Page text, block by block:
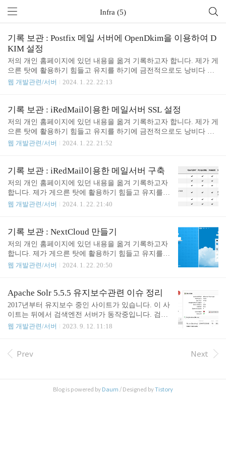
Infra (5)
기록 보관 : Postfix 메일 서버에 OpenDkim을 이용하여 D
KIM 설정
저의 개인 홈페이지에 있던 내용을 옮겨 기록하고자 합니다. 제가 게
으른 탓에 활용하기 힘들고 유지를 하기에 금전적으로도 낭비다 생
각되어 님길 것은 남기고, 버릴 것은 버리고 사이트를 없에기 위함입
문제가 있다. 우선 키 길이가 2048비트로 DNSZI에서는 1024비트만
지원하여 사용할 수 없고, iRedMail 설치시 기본으로 설치되는 amavi
sd는 2048비트의 키만을 지원한다. 그리고 도메인 단위로 DKIM 설
이용하여 1024비트의 도메인 단위로 DKIM 설정을 하기로 했다. 여
웹 개발관련/서버 2024. 1. 22. 22:13
기록 보관 : iRedMail이용한 메일서버 SSL 설정
저의 개인 홈페이지에 있던 내용을 옮겨 기록하고자 합니다. 제가 게
으른 탓에 활용하기 힘들고 유지를 하기에 금전적으로도 낭비다 생
각되어 님길 것은 남기고, 버릴 것은 버리고 사이트를 없에기 위함입
정상 수용되도록 하기 위해서는 SSL, SPF, DKIM 등을 설정해야 한
다. 그리고 아울러 DNS PTR 레코드 등록 여부도 확인을 해야 한다.
이번에는 그 첫째로 SSL 설정할 것이다. 설정 전 검토 사항 hostname
설정 앞에서 매일서버 설치과정에서 호스트 이름 및 도매인 설정을
완료했을 것이다. 만일 안되어 있다면 확인하고 해주어야 한다. 아래
웹 개발관련/서버 2024. 1. 22. 21:52
기록 보관 : iRedMail이용한 메일서버 구축
저의 개인 홈페이지에 있던 내용을 옮겨 기록하고자
합니다. 제가 게으른 탓에 활용하기 힘들고 유지를
하기에 금전적으로도 낭비다 생각되어 님길 것은 남
사내에서 iRedMail 솔루션을 이용하여 매일 서비스를
운영하고 있다. 그런데 기존 운영 솔루션의 버전이 1.
3.2, 최신 버전이 1.6.0로 버전 차이가 상당히 난다.
히 이전된다는 보장도 할 수 없고, 또 내가 이 솔루션
사용 중인 도매인에 매일서버 구축을 하면서 테스트
를 해보고자 한다. 설치를 위한 준비 도매인 주소 준
비 매일서버와 연결할 도매인 주소를..
웹 개발관련/서버 2024. 1. 22. 21:40
기록 보관 : NextCloud 만들기
저의 개인 홈페이지에 있던 내용을 옮겨 기록하고자
합니다. 제가 게으른 탓에 활용하기 힘들고 유지를
하기에 금전적으로도 낭비다 생각되어 님길 것은 남
loud 소개 넥스트클라우드는 파일 공유, 화상 회의,
문자 대화, 메일, 온라인 문서 작성 등 구글 클라우드
에서 가능한 대부분의 기능을 실현할 수 있는 오픈소
운영환경은 PHP를 지원하는 웹서버 환경이라면 뭐
는 아래와 간은 시스템 요구사항을 권장한다. 구분
플렛폼 운영체제 Ubuntu 20.04 LTS (권장) Red Hat E
웹 개발관련/서버 2024. 1. 22. 20:50
Apache Solr 5.5.5 유지보수관련 이슈 정리
2017년부터 유지보수 중인 사이트가 있습니다. 이 사
이트는 뒤에서 검색엔전 서버가 동작중입니다. 검색
엔진으로 Apache Solr를 사용하고 있습니다. 버전은
기도 하고, 업그레이드 부작용이 우려되어 더 이상
이 현상은 두 번째 격는 것인데, 인덱스 데이터가 너
웹 개발관련/서버 2023. 9. 12. 11:18
Prev Next
Blog is powered by Daum / Designed byTistory